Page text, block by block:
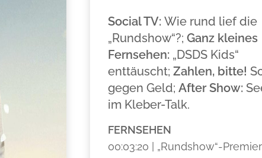
Social TV: Wie rund lief die
„Rundshow“?; Ganz kleines
Fernsehen: „DSDS Kids“
enttäuscht; Zahlen, bitte!
gegen Geld; After Show:
im Kleber-Talk.
FERNSEHEN
00:03:20 | „Rundshow“-